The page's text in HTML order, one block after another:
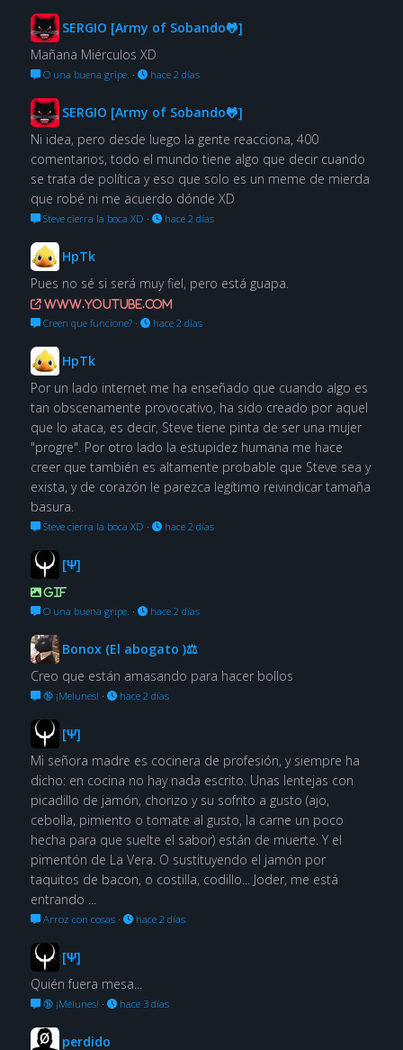
SERGIO [Army of Sobando🐸]
Mañana Miérculos XD
O una buena gripe. · hace 2 días
SERGIO [Army of Sobando🐸]
Ni idea, pero desde luego la gente reacciona, 400
comentarios, todo el mundo tiene algo que decir cuando
se trata de política y eso que solo es un meme de mierda
que robé ni me acuerdo dónde XD
Steve cierra la boca XD · hace 2 días
HpTk
Pues no sé si será muy fiel, pero está guapa.
www.youtube.com
Creen que funcione?· hace 2 días
HpTk
Por un lado internet me ha enseñado que cuando algo es
tan obscenamente provocativo, ha sido creado por aquel
que lo ataca, es decir, Steve tiene pinta de ser una mujer
"progre". Por otro lado la estupidez humana me hace
creer que también es altamente probable que Steve sea y
exista, y de corazón le parezca legítimo reivindicar tamaña
basura.
Steve cierra la boca XD · hace 2 días
[Ψ]
GIF
O una buena gripe. · hace 2 días
Bonox (El abogato )⚖
Creo que están amasando para hacer bollos
🔞 ¡Melunes! · hace 2 días
[Ψ]
Mi señora madre es cocinera de profesión, y siempre ha
dicho: en cocina no hay nada escrito. Unas lentejas con
picadillo de jamón, chorizo y su sofrito a gusto (ajo,
cebolla, pimiento o tomate al gusto, la carne un poco
hecha para que suelte el sabor) están de muerte. Y el
pimentón de La Vera. O sustituyendo el jamón por
taquitos de bacon, o costilla, codillo... Joder, me está
entrando ...
Arroz con cosas· hace 2 días
[Ψ]
Quién fuera mesa...
🔞 ¡Melunes! · hace 3 días
perdido